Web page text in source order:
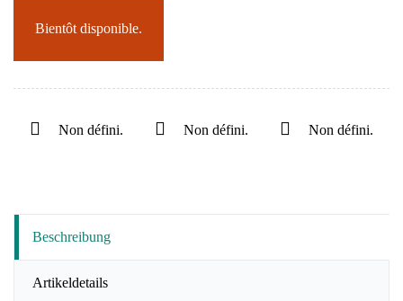
Bientôt disponible.
Non défini. Non défini. Non défini.
Beschreibung
Artikeldetails